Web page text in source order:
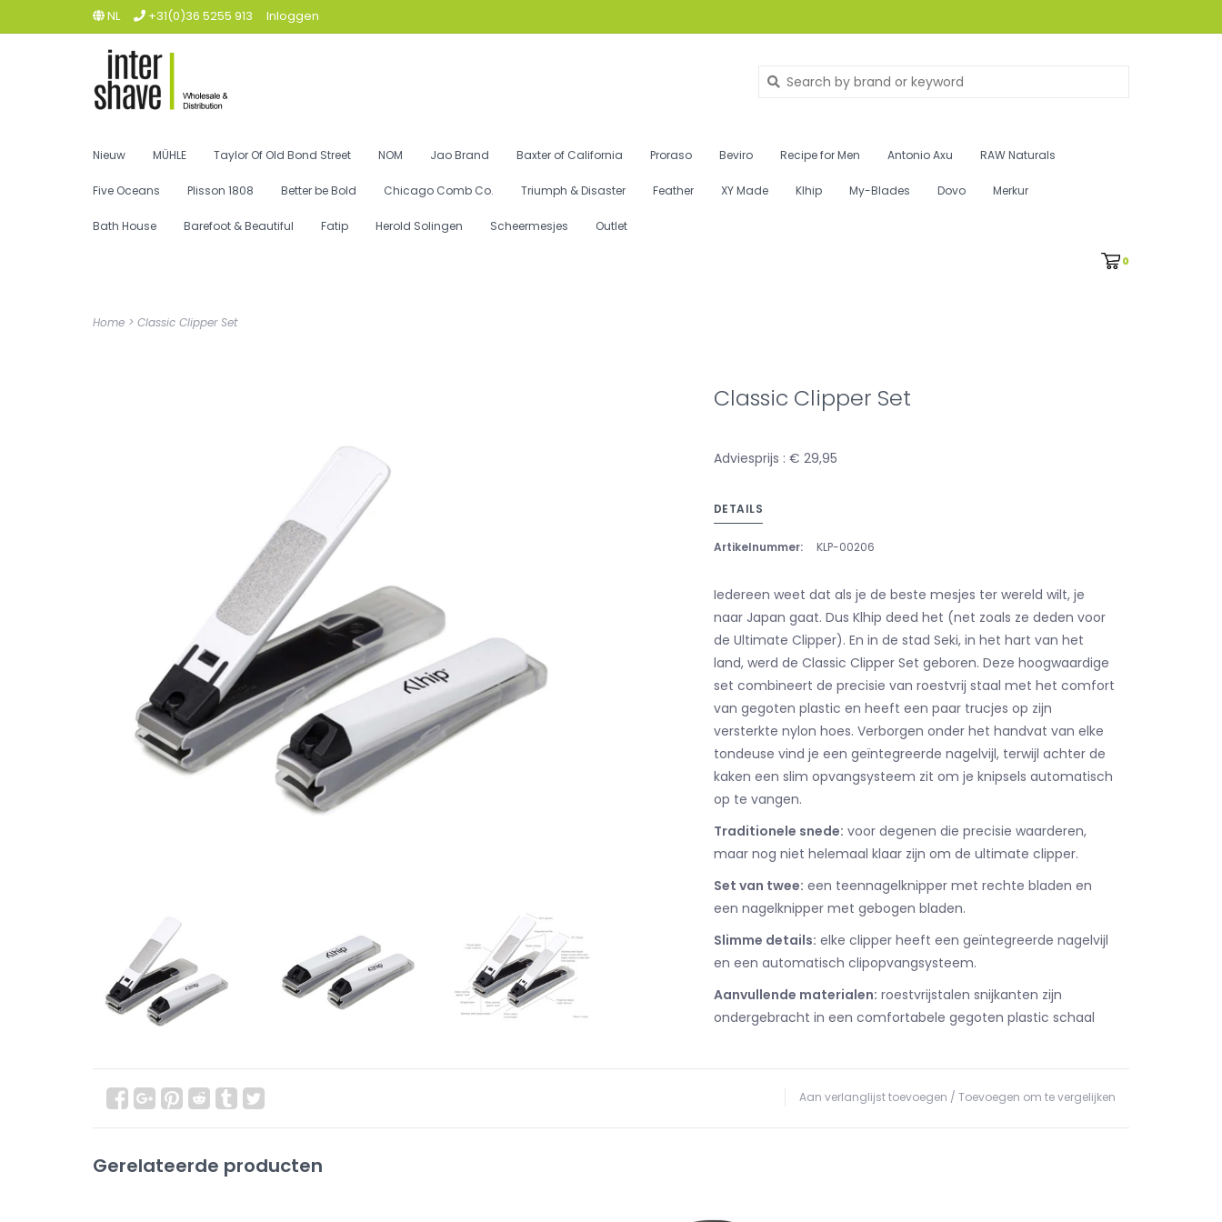
NL +31(0)36 5255 913 Inloggen
Nieuw MÜHLE Taylor Of Old Bond Street NOM Jao Brand Baxter of California Proraso Beviro Recipe for Men Antonio Axu RAW Naturals
Five Oceans Plisson 1808 Better be Bold Chicago Comb Co. Triumph & Disaster Feather XY Made Klhip My-Blades Dovo Merkur
Bath House Barefoot & Beautiful Fatip Herold Solingen Scheermesjes Outlet
0
Home > Classic Clipper Set
Classic Clipper Set
Adviesprijs : € 29,95
DETAILS
Artikelnummer: KLP-00206
Iedereen weet dat als je de beste mesjes ter wereld wilt, je
naar Japan gaat. Dus Klhip deed het (net zoals ze deden voor
de Ultimate Clipper). En in de stad Seki, in het hart van het
land, werd de Classic Clipper Set geboren. Deze hoogwaardige
set combineert de precisie van roestvrij staal met het comfort
van gegoten plastic en heeft een paar trucjes op zijn
versterkte nylon hoes. Verborgen onder het handvat van elke
tondeuse vind je een geïntegreerde nagelvijl, terwijl achter de
kaken een slim opvangsysteem zit om je knipsels automatisch
op te vangen.
Traditionele snede: voor degenen die precisie waarderen,
maar nog niet helemaal klaar zijn om de ultimate clipper.
Set van twee: een teennagelknipper met rechte bladen en
een nagelknipper met gebogen bladen.
Slimme details: elke clipper heeft een geïntegreerde nagelvijl
en een automatisch clipopvangsysteem.
Aanvullende materialen: roestvrijstalen snijkanten zijn
ondergebracht in een comfortabele gegoten plastic schaal
Aan verlanglijst toevoegen / Toevoegen om te vergelijken
Gerelateerde producten